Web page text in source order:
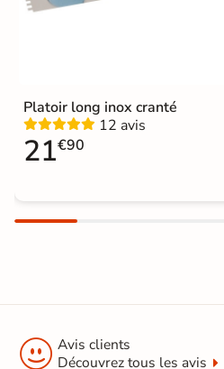
Normes
Platoir long inox cranté
12 avis
21€90
 Avis clients
Découvrez tous les avis